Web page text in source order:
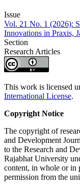
Issue
Vol. 21 No. 1 (2026):
Innovations in Praxis,
Section
Research Articles
This work is licensed
International License.
Copyright Notice
The copyright of
and Development
to the Research and
Rajabhat University
content, in whole or in
permission from the